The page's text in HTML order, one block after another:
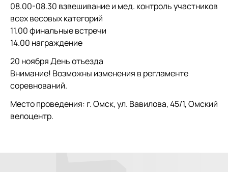
08.00-08.30 взвешивание и мед. контроль участников
всех весовых категорий
11.00 финальные встречи
14.00 награждение
20 ноября День отъезда
Внимание! Возможны изменения в регламенте
соревнований.
Место проведения: г. Омск, ул. Вавилова, 45/1, Омский
велоцентр.